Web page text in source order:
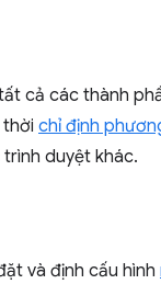
cả các thành
chỉ định
duyệt khác.
và định cấu hình